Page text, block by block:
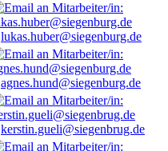
lukas.huber@siegenburg.de
agnes.hund@siegenburg.de
kerstin.gueli@siegenbrug.de